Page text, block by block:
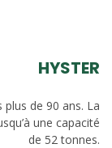
HYSTER
de 90 ans. La
une capacité
de 52 tonnes.